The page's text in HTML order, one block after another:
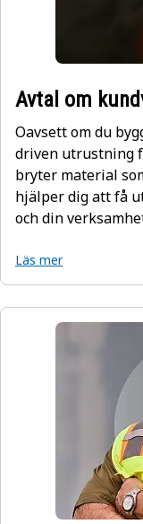
Avtal om
Oavsett om du
driven utrustning
bryter material
hjälper dig att få
och din
Läs mer